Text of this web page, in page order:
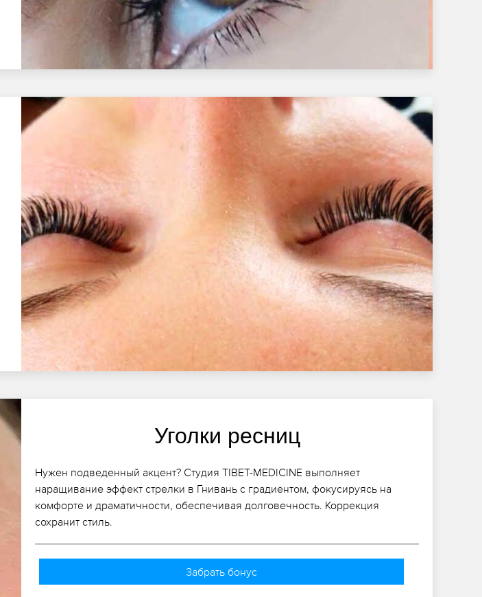
Уголки ресниц
Нужен подведенный акцент? Студия TIBET-MEDICINE выполняет
наращивание эффект стрелки в Гнивань с градиентом, фокусируясь на
комфорте и драматичности, обеспечивая долговечность. Коррекция
сохранит стиль.
Забрать бонус